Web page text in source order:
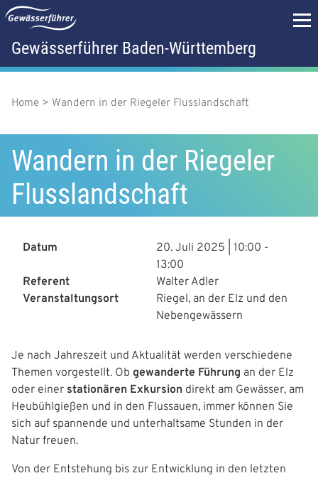
k
I
Gewässerführer Baden-Württemberg
p
e
P
f
a
d
n
a
t
i
o
n
Home Wandern in der Riegeler Flusslandschaft
Wandern in der Riegeler
Flusslandschaft
Datum 20. Juli 2025 | 10:00 -
13:00
Referent
Walter Adler
Veranstaltungsort
Riegel, an der Elz und den
Nebengewässern
Je nach Jahreszeit und Aktualität werden verschiedene
Themen vorgestellt. Ob gewanderte Führung an der Elz
oder einer stationären Exkursion direkt am Gewässer, am
Heubühlgießen und in den Flussauen, immer können Sie
sich auf spannende und unterhaltsame Stunden in der
Natur freuen.
Von der Entstehung bis zur Entwicklung in den letzten